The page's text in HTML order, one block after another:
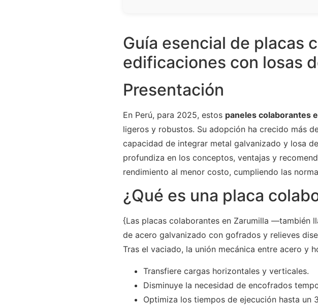
Guía esencial de placas
edificaciones con losas
Presentación
En Perú, para 2025, estos paneles colaborantes
ligeros y robustos. Su adopción ha crecido más
capacidad de integrar metal galvanizado y losa
profundiza en los conceptos, ventajas y
rendimiento al menor costo, cumpliendo las
¿Qué es una placa
{Las placas colaborantes en Zarumilla —también
de acero galvanizado con gofrados y relieves
Tras el vaciado, la unión mecánica entre acero y
Transfiere cargas horizontales y verticales.
Disminuye la necesidad de encofrados
Optimiza los tiempos de ejecución hasta un